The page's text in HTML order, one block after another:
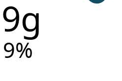
%